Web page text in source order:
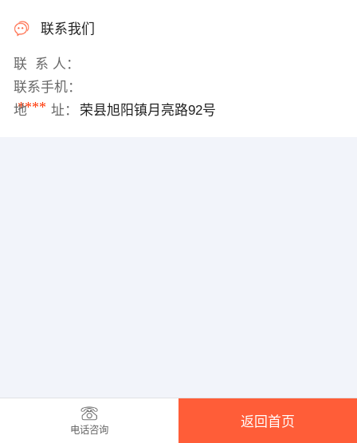
联系我们
联 系 人：
联系手机：
****
地 址： 荣县旭阳镇月亮路92号
电话咨询
返回首页